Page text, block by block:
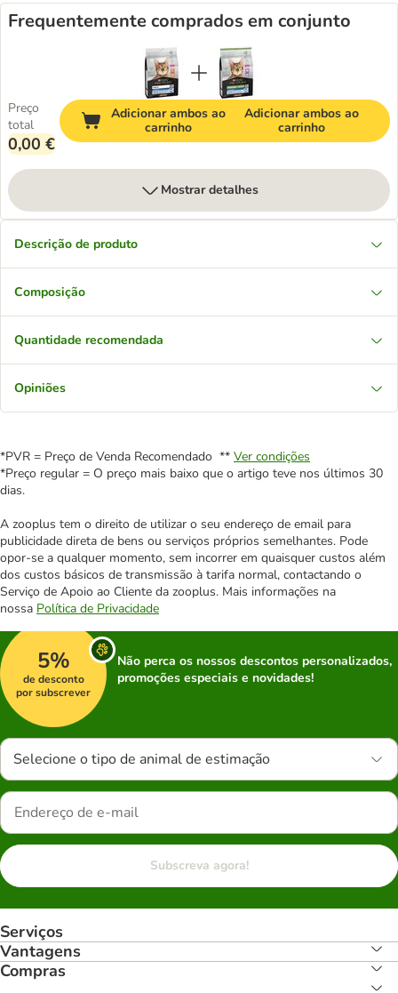
Frequentemente comprados em conjunto
Preço
total
0,00 €
Adicionar ambos ao
carrinho
Adicionar ambos ao
carrinho
Mostrar detalhes
Descrição de produto
Composição
Quantidade recomendada
Opiniões
*PVR = Preço de Venda Recomendado ** Ver condições
*Preço regular = O preço mais baixo que o artigo teve nos últimos 30
dias.
A zooplus tem o direito de utilizar o seu endereço de email para
publicidade direta de bens ou serviços próprios semelhantes. Pode
opor-se a qualquer momento, sem incorrer em quaisquer custos além
dos custos básicos de transmissão à tarifa normal, contactando o
Serviço de Apoio ao Cliente da zooplus. Mais informações na
nossa Política de Privacidade
5%
de desconto
por subscrever
Não perca os nossos descontos personalizados,
promoções especiais e novidades!
Selecione o tipo de animal de estimação
Subscreva agora!
Serviços
Vantagens
Compras